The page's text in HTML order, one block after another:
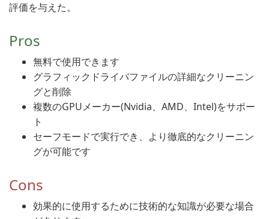
評価を与えた。
Pros
無料で使用できます
グラフィックドライバファイルの詳細なクリーニン
グと削除
複数のGPUメーカー(Nvidia、AMD、Intel)をサポー
ト
セーフモードで実行でき、より徹底的なクリーニン
グが可能です
Cons
効果的に使用するために技術的な知識が必要な場合